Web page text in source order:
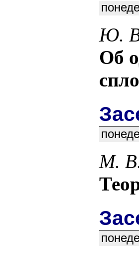
Ю.
Об
М.